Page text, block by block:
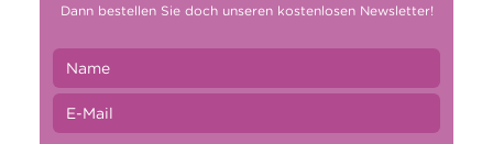
Dann bestellen Sie doch unseren kostenlosen Newsletter!